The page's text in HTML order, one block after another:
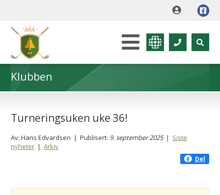
Klubben
Turneringsuken uke 36!
Av: Hans Edvardsen | Publisert: 9. september 2025| Siste
nyheter |Arkiv
Del